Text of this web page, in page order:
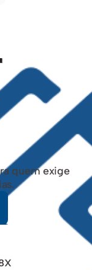
quem exige